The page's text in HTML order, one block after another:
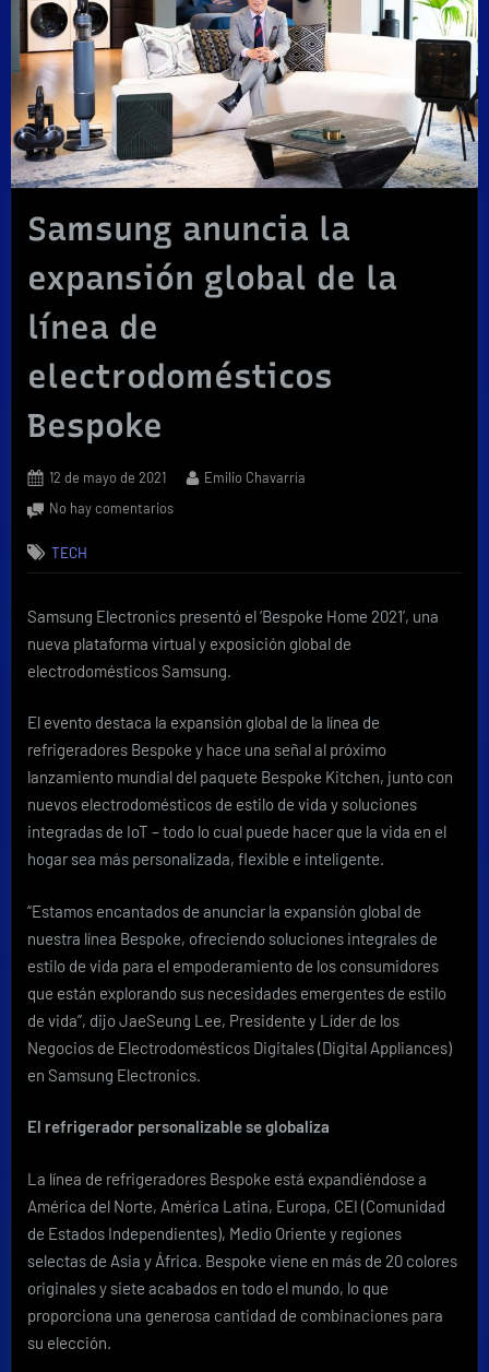
Samsung anuncia la
expansión global de la
línea de
electrodomésticos
Bespoke
Posted
on
12 de mayo de 2021 By
Emilio Chavarría
No hay comentariosen
la
global
de
la
electrodomésticos
Bespoke
TECH
Samsung Electronics presentó el ‘Bespoke Home 2021’, una
nueva plataforma virtual y exposición global de
electrodomésticos Samsung.
El evento destaca la expansión global de la línea de
refrigeradores Bespoke y hace una señal al próximo
lanzamiento mundial del paquete Bespoke Kitchen, junto con
nuevos electrodomésticos de estilo de vida y soluciones
integradas de IoT – todo lo cual puede hacer que la vida en el
hogar sea más personalizada, flexible e inteligente.
“Estamos encantados de anunciar la expansión global de
nuestra línea Bespoke, ofreciendo soluciones integrales de
estilo de vida para el empoderamiento de los consumidores
que están explorando sus necesidades emergentes de estilo
de vida”, dijo JaeSeung Lee, Presidente y Líder de los
Negocios de Electrodomésticos Digitales (Digital Appliances)
en Samsung Electronics.
El refrigerador personalizable se globaliza
La línea de refrigeradores Bespoke está expandiéndose a
América del Norte, América Latina, Europa, CEI (Comunidad
de Estados Independientes), Medio Oriente y regiones
selectas de Asia y África. Bespoke viene en más de 20 colores
originales y siete acabados en todo el mundo, lo que
proporciona una generosa cantidad de combinaciones para
su elección.